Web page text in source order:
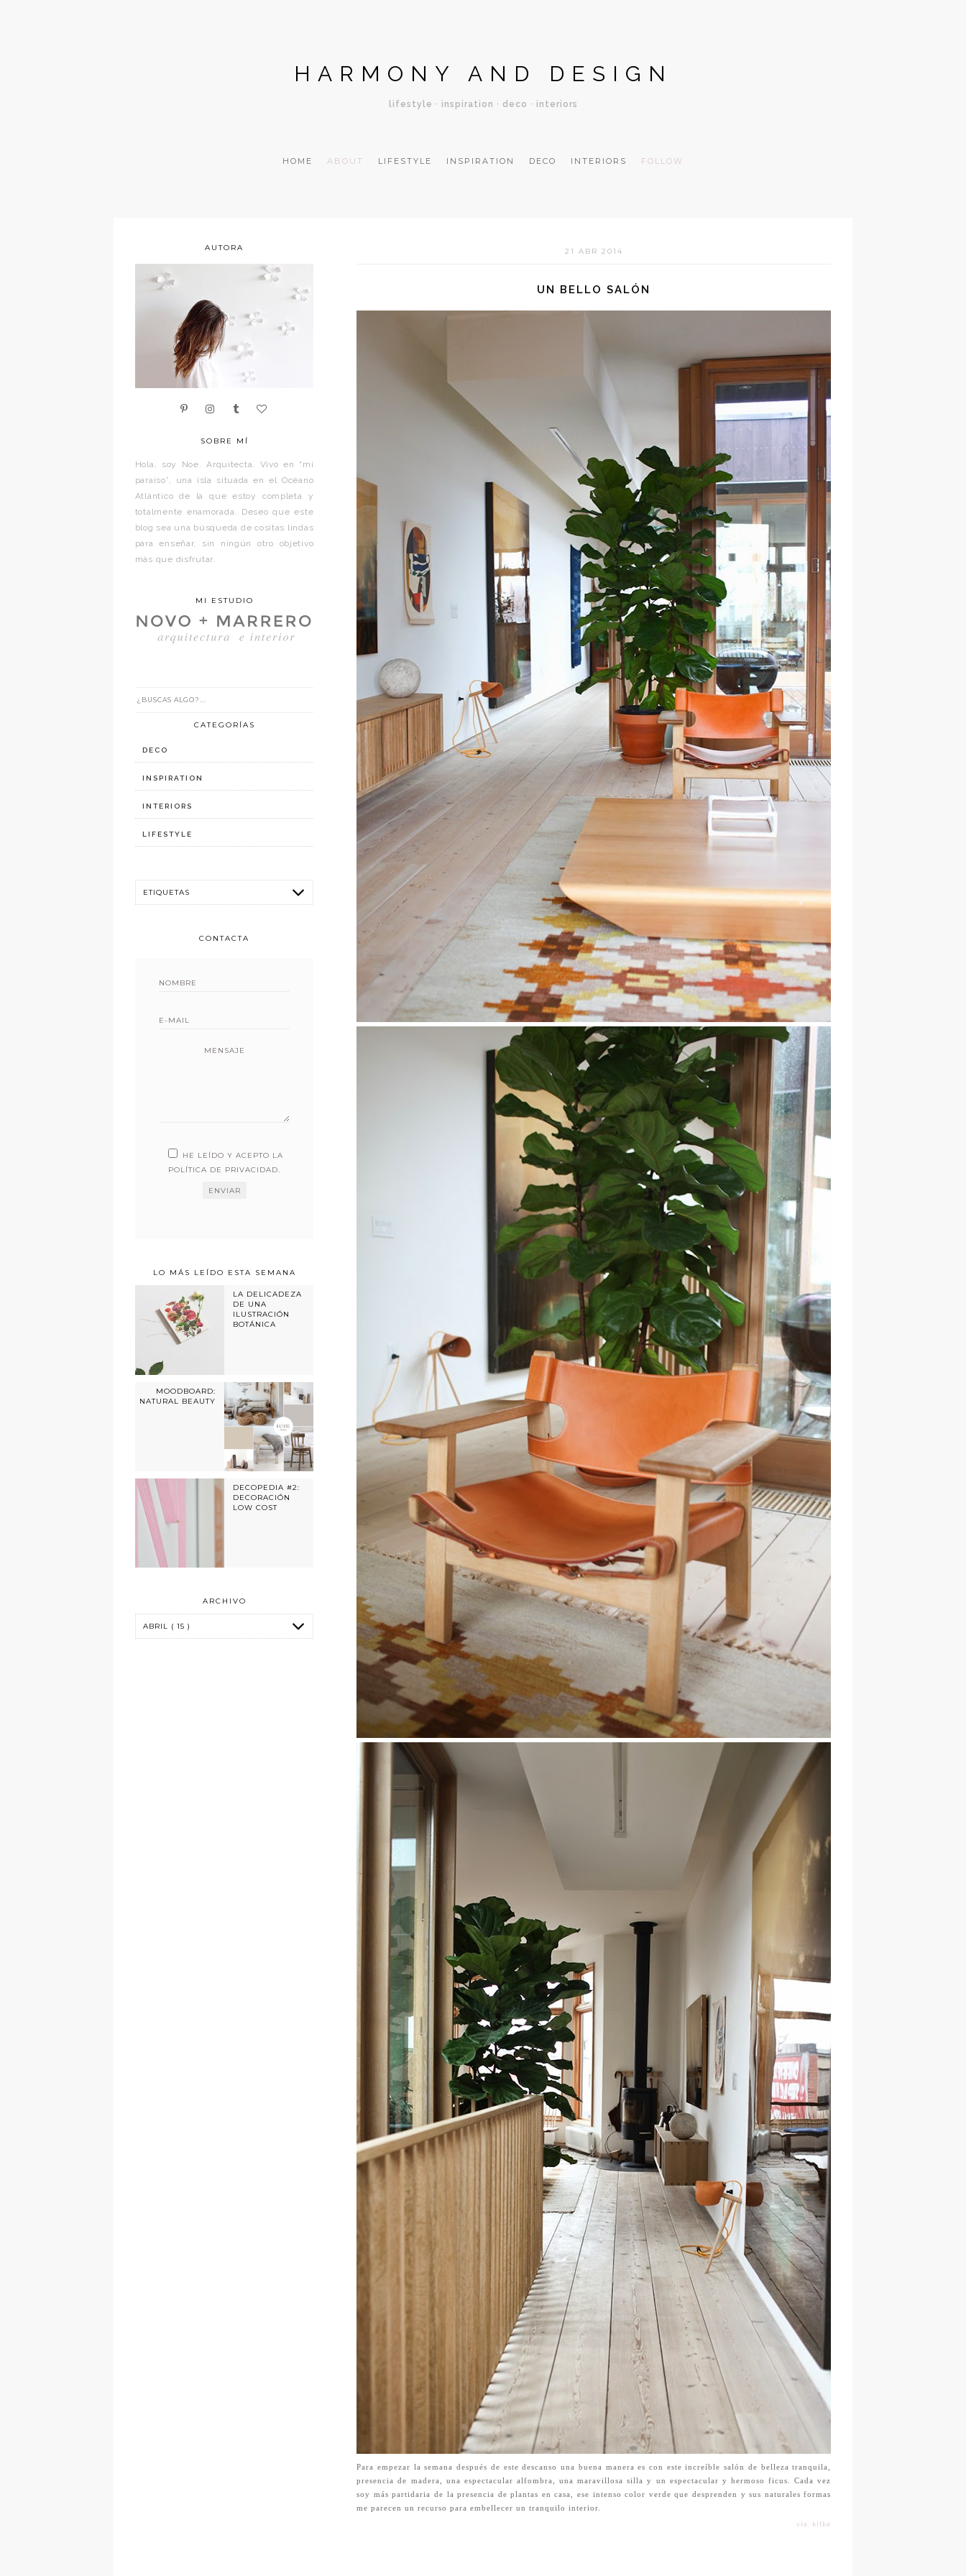
HARMONY AND DESIGN
lifestyle · inspiration · deco · interiors
HOME ABOUT LIFESTYLE INSPIRATION DECO INTERIORS FOLLOW
21 ABR 2014
UN BELLO SALÓN
Para empezar la semana después de este descanso una buena manera es con este increíble salón de belleza tranquila,
presencia de madera, una espectacular alfombra, una maravillosa silla y un espectacular y hermoso ficus. Cada vez
soy más partidaria de la presencia de plantas en casa, ese intenso color verde que desprenden y sus naturales formas
me parecen un recurso para embellecer un tranquilo interior.
vía: kitka
AUTORA
SOBRE MÍ
Hola, soy Noe. Arquitecta. Vivo en “mi
paraíso”, una isla situada en el Océano
Atlántico de la que estoy completa y
totalmente enamorada. Deseo que este
blog sea una búsqueda de cositas lindas
para enseñar, sin ningún otro objetivo
más que disfrutar.
MI ESTUDIO
CATEGORÍAS
DECO
INSPIRATION
INTERIORS
LIFESTYLE
CONTACTA
MENSAJE
HE LEÍDO Y ACEPTO LA
POLÍTICA DE PRIVACIDAD.
LO MÁS LEÍDO ESTA SEMANA
LA DELICADEZA
DE UNA
ILUSTRACIÓN
BOTÁNICA
MOODBOARD:
NATURAL BEAUTY
DECOPEDIA #2:
DECORACIÓN
LOW COST
ARCHIVO